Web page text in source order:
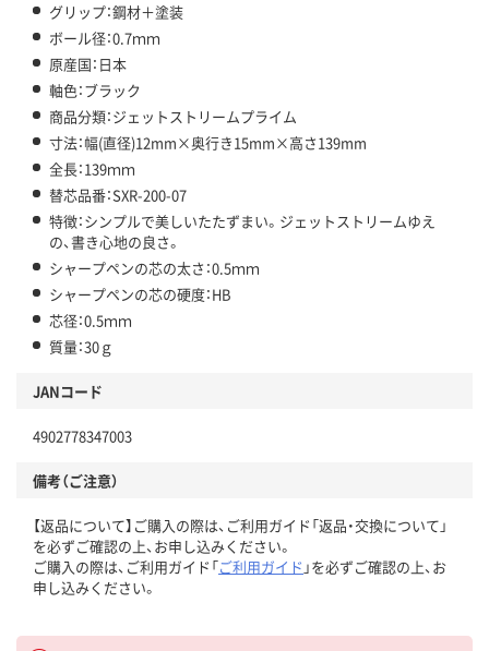
グリップ：鋼材＋塗装
ボール径：0.7ｍｍ
原産国：日本
軸色：ブラック
商品分類：ジェットストリームプライム
寸法：幅(直径)12mm×奥行き15mm×高さ139mm
全長：139ｍｍ
替芯品番：SXR-200-07
特徴：シンプルで美しいたたずまい。ジェットストリームゆえ
の、書き心地の良さ。
シャープペンの芯の太さ：0.5ｍｍ
シャープペンの芯の硬度：HB
芯径：0.5ｍｍ
質量：30ｇ
JANコード
4902778347003
備考（ご注意）
【返品について】ご購入の際は、ご利用ガイド「返品・交換について」
を必ずご確認の上、お申し込みください。
ご購入の際は、ご利用ガイド「ご利用ガイド 」を必ずご確認の上、お
申し込みください。